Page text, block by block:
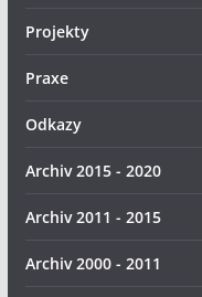
Projekty
Praxe
Odkazy
Archiv 2015 - 2020
Archiv 2011 - 2015
Archiv 2000 - 2011